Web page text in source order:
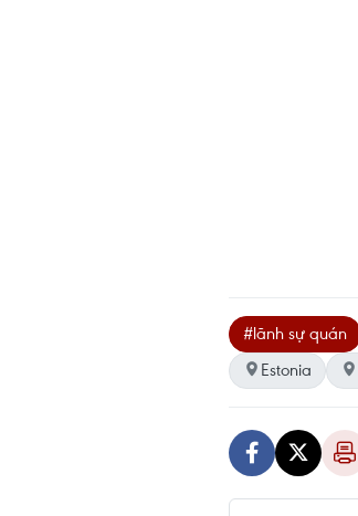
#lãnh sự quán
Estonia